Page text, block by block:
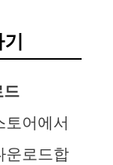
드
토어에서
운로드합